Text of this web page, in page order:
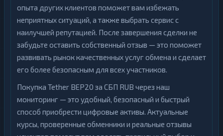
опыта других клиентов поможет вам избежать
неприятных ситуаций, а также выбрать сервис с
наилучшей репутацией. После завершения сделки не
забудьте оставить собственный отзыв — это поможет
развивать рынок качественных услуг обмена и сделает
его более безопасным для всех участников.
Покупка Tether BEP20 за СБП RUB через наш
мониторинг — это удобный, безопасный и быстрый
способ приобрести цифровые активы. Актуальные
курсы, проверенные обменники и реальные отзывы